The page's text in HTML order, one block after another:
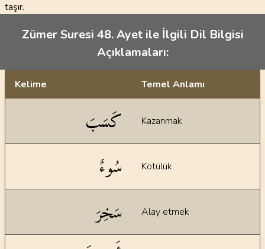
taşır.
Zümer Suresi 48. Ayet ile İlgili Dil Bilgisi
Açıklamaları:
Kelime Temel Anlamı
كَسَبَ Kazanmak
سُوءٌ Kötülük
سَخِرَ Alay etmek